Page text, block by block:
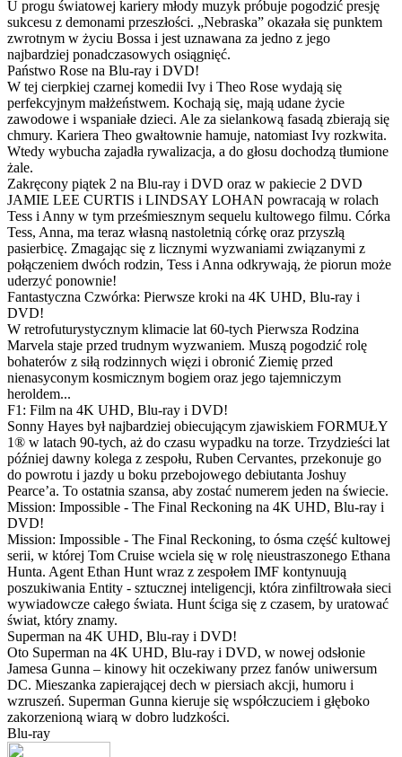
U progu światowej kariery młody muzyk próbuje pogodzić presję
sukcesu z demonami przeszłości. „Nebraska” okazała się punktem
zwrotnym w życiu Bossa i jest uznawana za jedno z jego
najbardziej ponadczasowych osiągnięć.
Państwo Rose na Blu-ray i DVD!
W tej cierpkiej czarnej komedii Ivy i Theo Rose wydają się
perfekcyjnym małżeństwem. Kochają się, mają udane życie
zawodowe i wspaniałe dzieci. Ale za sielankową fasadą zbierają się
chmury. Kariera Theo gwałtownie hamuje, natomiast Ivy rozkwita.
Wtedy wybucha zajadła rywalizacja, a do głosu dochodzą tłumione
żale.
Zakręcony piątek 2 na Blu-ray i DVD oraz w pakiecie 2 DVD
JAMIE LEE CURTIS i LINDSAY LOHAN powracają w rolach
Tess i Anny w tym prześmiesznym sequelu kultowego filmu. Córka
Tess, Anna, ma teraz własną nastoletnią córkę oraz przyszłą
pasierbicę. Zmagając się z licznymi wyzwaniami związanymi z
połączeniem dwóch rodzin, Tess i Anna odkrywają, że piorun może
uderzyć ponownie!
Fantastyczna Czwórka: Pierwsze kroki na 4K UHD, Blu-ray i
DVD!
W retrofuturystycznym klimacie lat 60-tych Pierwsza Rodzina
Marvela staje przed trudnym wyzwaniem. Muszą pogodzić rolę
bohaterów z siłą rodzinnych więzi i obronić Ziemię przed
nienasyconym kosmicznym bogiem oraz jego tajemniczym
heroldem...
F1: Film na 4K UHD, Blu-ray i DVD!
Sonny Hayes był najbardziej obiecującym zjawiskiem FORMUŁY
1® w latach 90-tych, aż do czasu wypadku na torze. Trzydzieści lat
później dawny kolega z zespołu, Ruben Cervantes, przekonuje go
do powrotu i jazdy u boku przebojowego debiutanta Joshuy
Pearce’a. To ostatnia szansa, aby zostać numerem jeden na świecie.
Mission: Impossible - The Final Reckoning na 4K UHD, Blu-ray i
DVD!
Mission: Impossible - The Final Reckoning, to ósma część kultowej
serii, w której Tom Cruise wciela się w rolę nieustraszonego Ethana
Hunta. Agent Ethan Hunt wraz z zespołem IMF kontynuują
poszukiwania Entity - sztucznej inteligencji, która zinfiltrowała sieci
wywiadowcze całego świata. Hunt ściga się z czasem, by uratować
świat, który znamy.
Superman na 4K UHD, Blu-ray i DVD!
Oto Superman na 4K UHD, Blu-ray i DVD, w nowej odsłonie
Jamesa Gunna – kinowy hit oczekiwany przez fanów uniwersum
DC. Mieszanka zapierającej dech w piersiach akcji, humoru i
wzruszeń. Superman Gunna kieruje się współczuciem i głęboko
zakorzenioną wiarą w dobro ludzkości.
Blu-ray